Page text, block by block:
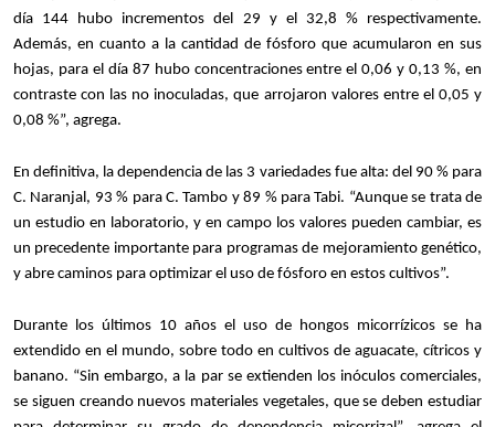
día 144 hubo incrementos del 29 y el 32,8 % respectivamente.
Además, en cuanto a la cantidad de fósforo que acumularon en sus
hojas, para el día 87 hubo concentraciones entre el 0,06 y 0,13 %, en
contraste con las no inoculadas, que arrojaron valores entre el 0,05 y
0,08 %”, agrega.
En definitiva, la dependencia de las 3 variedades fue alta: del 90 % para
C. Naranjal, 93 % para C. Tambo y 89 % para Tabi. “Aunque se trata de
un estudio en laboratorio, y en campo los valores pueden cambiar, es
un precedente importante para programas de mejoramiento genético,
y abre caminos para optimizar el uso de fósforo en estos cultivos”.
Durante los últimos 10 años el uso de hongos micorrízicos se ha
extendido en el mundo, sobre todo en cultivos de aguacate, cítricos y
banano. “Sin embargo, a la par se extienden los inóculos comerciales,
se siguen creando nuevos materiales vegetales, que se deben estudiar